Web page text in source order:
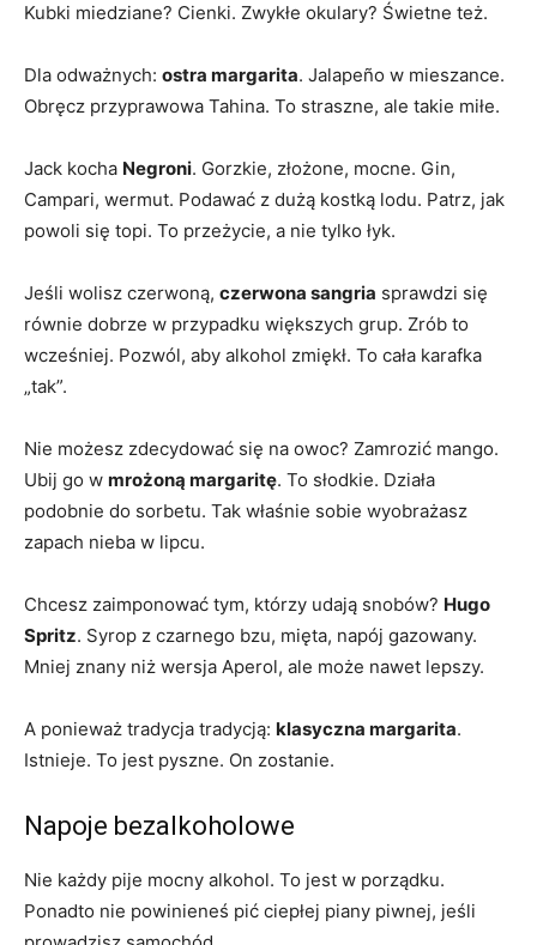
Kubki miedziane? Cienki. Zwykłe okulary? Świetne też.
Dla odważnych: ostra margarita. Jalapeño w mieszance.
Obręcz przyprawowa Tahina. To straszne, ale takie miłe.
Jack kocha Negroni. Gorzkie, złożone, mocne. Gin,
Campari, wermut. Podawać z dużą kostką lodu. Patrz, jak
powoli się topi. To przeżycie, a nie tylko łyk.
Jeśli wolisz czerwoną, czerwona sangria sprawdzi się
równie dobrze w przypadku większych grup. Zrób to
wcześniej. Pozwól, aby alkohol zmiękł. To cała karafka
„tak”.
Nie możesz zdecydować się na owoc? Zamrozić mango.
Ubij go w mrożoną margaritę. To słodkie. Działa
podobnie do sorbetu. Tak właśnie sobie wyobrażasz
zapach nieba w lipcu.
Chcesz zaimponować tym, którzy udają snobów? Hugo
Spritz. Syrop z czarnego bzu, mięta, napój gazowany.
Mniej znany niż wersja Aperol, ale może nawet lepszy.
A ponieważ tradycja tradycją: klasyczna margarita.
Istnieje. To jest pyszne. On zostanie.
Napoje bezalkoholowe
Nie każdy pije mocny alkohol. To jest w porządku.
Ponadto nie powinieneś pić ciepłej piany piwnej, jeśli